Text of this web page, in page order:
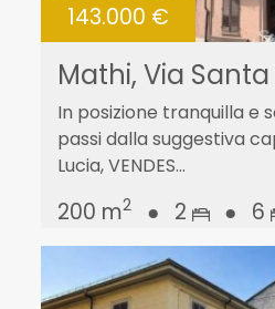
143.000 €
Mathi, Via Santa
In posizione tranquilla e
passi dalla suggestiva
Lucia, VENDES...
200 m2 ● 2 ● 6